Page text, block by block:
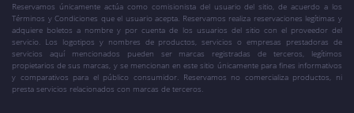
Reservamos únicamente actúa como comisionista del usuario del sitio, de acuerdo a los
Términos y Condiciones que el usuario acepta. Reservamos realiza reservaciones legítimas y
adquiere boletos a nombre y por cuenta de los usuarios del sitio con el proveedor del
servicio. Los logotipos y nombres de productos, servicios o empresas prestadoras de
servicios aquí mencionados pueden ser marcas registradas de terceros, legítimos
propietarios de sus marcas, y se mencionan en este sitio únicamente para fines informativos
y comparativos para el público consumidor. Reservamos no comercializa productos, ni
presta servicios relacionados con marcas de terceros.